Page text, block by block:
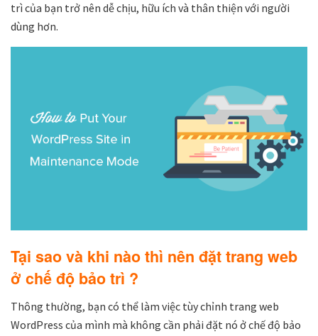
trì của bạn trở nên dễ chịu, hữu ích và thân thiện với người
dùng hơn.
Tại sao và khi nào thì nên đặt trang web
ở chế độ bảo trì ?
Thông thường, bạn có thể làm việc tùy chỉnh trang web
WordPress của mình mà không cần phải đặt nó ở chế độ bảo